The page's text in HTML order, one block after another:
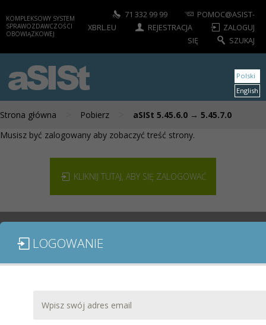
KOMPLEKSOWY SYSTEM
SPRAWOZDAWCZOŚCI
OBOWIĄZKOWEJ
71 332 99 99
POMOC@ASIST-
XBRL.EU
REJESTRACJA
ZALOGUJ
SIĘ
SZUKAJ
aSISt
Strona główna Pobierz aSISt 5.45.6.0 → 5.45.7.0
Polski
English
Musisz być zalogowany aby zobaczyć treść strony.
KLIKNIJ TUTAJ, ABY SIĘ ZALOGOWAĆ
MODUŁY / SPRAWOZDANIA
LOGOWANIE